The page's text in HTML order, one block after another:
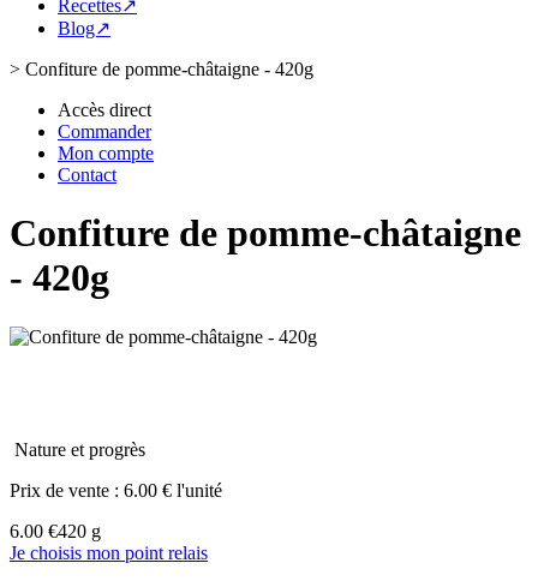
Recettes↗
Blog↗
> Confiture de pomme-châtaigne - 420g
Accès direct
Commander
Mon compte
Contact
Confiture de pomme-châtaigne
- 420g
Nature et progrès
Prix de vente : 6.00 € l'unité
6.00 €420 g
Je choisis mon point relais